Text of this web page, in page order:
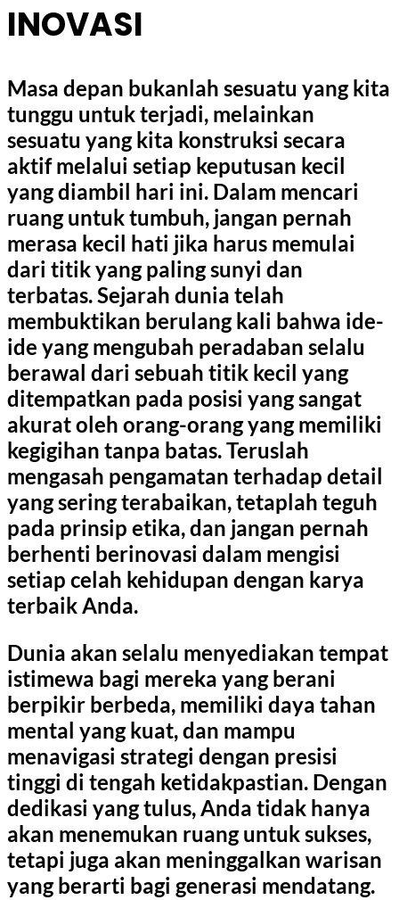
INOVASI
Masa depan bukanlah sesuatu yang kita
tunggu untuk terjadi, melainkan
sesuatu yang kita konstruksi secara
aktif melalui setiap keputusan kecil
yang diambil hari ini. Dalam mencari
ruang untuk tumbuh, jangan pernah
merasa kecil hati jika harus memulai
dari titik yang paling sunyi dan
terbatas. Sejarah dunia telah
membuktikan berulang kali bahwa ide-
ide yang mengubah peradaban selalu
berawal dari sebuah titik kecil yang
ditempatkan pada posisi yang sangat
akurat oleh orang-orang yang memiliki
kegigihan tanpa batas. Teruslah
mengasah pengamatan terhadap detail
yang sering terabaikan, tetaplah teguh
pada prinsip etika, dan jangan pernah
berhenti berinovasi dalam mengisi
setiap celah kehidupan dengan karya
terbaik Anda.
Dunia akan selalu menyediakan tempat
istimewa bagi mereka yang berani
berpikir berbeda, memiliki daya tahan
mental yang kuat, dan mampu
menavigasi strategi dengan presisi
tinggi di tengah ketidakpastian. Dengan
dedikasi yang tulus, Anda tidak hanya
akan menemukan ruang untuk sukses,
tetapi juga akan meninggalkan warisan
yang berarti bagi generasi mendatang.